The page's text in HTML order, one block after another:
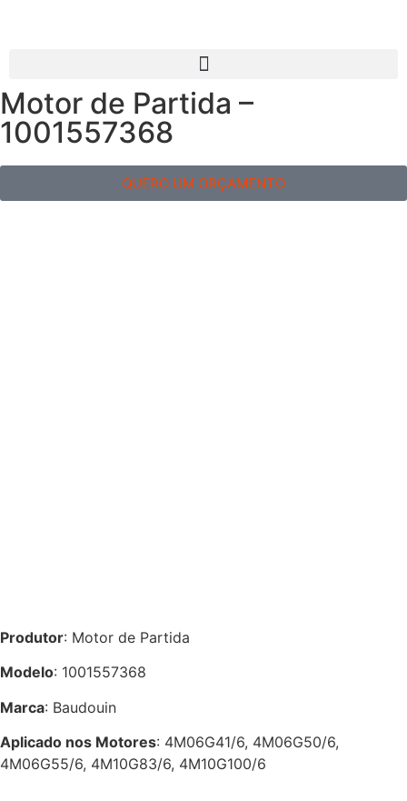
Motor de Partida –
1001557368
QUERO UM ORÇAMENTO
Produtor: Motor de Partida
Modelo: 1001557368
Marca: Baudouin
Aplicado nos Motores: 4M06G41/6, 4M06G50/6,
4M06G55/6, 4M10G83/6, 4M10G100/6